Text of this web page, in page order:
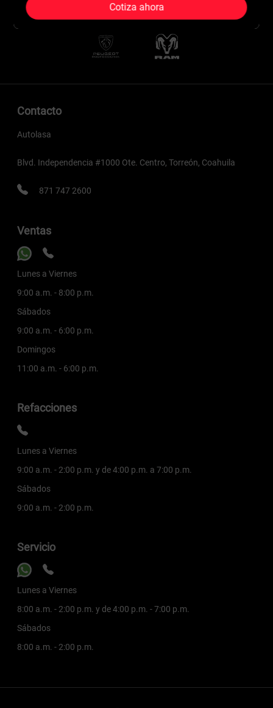
Contacto
Autolasa
Blvd. Independencia #1000 Ote. Centro, Torreón, Coahuila
871 747 2600
Ventas
Lunes a Viernes
9:00 a.m. - 8:00 p.m.
Sábados
9:00 a.m. - 6:00 p.m.
Domingos
11:00 a.m. - 6:00 p.m.
Refacciones
Lunes a Viernes
9:00 a.m. - 2:00 p.m. y de 4:00 p.m. a 7:00 p.m.
Sábados
9:00 a.m. - 2:00 p.m.
Servicio
Lunes a Viernes
8:00 a.m. - 2:00 p.m. y de 4:00 p.m. - 7:00 p.m.
Sábados
8:00 a.m. - 2:00 p.m.
Cotiza ahora